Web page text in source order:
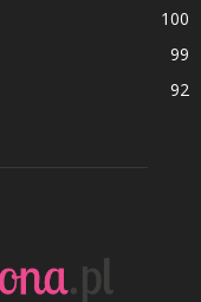
100
99
92